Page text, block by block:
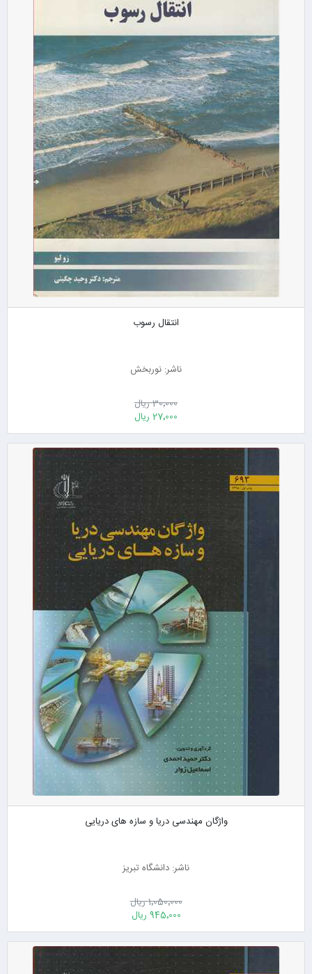
انتقال رسوب
ناشر: نوربخش
30٬000 ریال
27٬000 ریال
واژگان مهندسی دریا و سازه های دریایی
ناشر: دانشگاه تبریز
1٬050٬000 ریال
945٬000 ریال